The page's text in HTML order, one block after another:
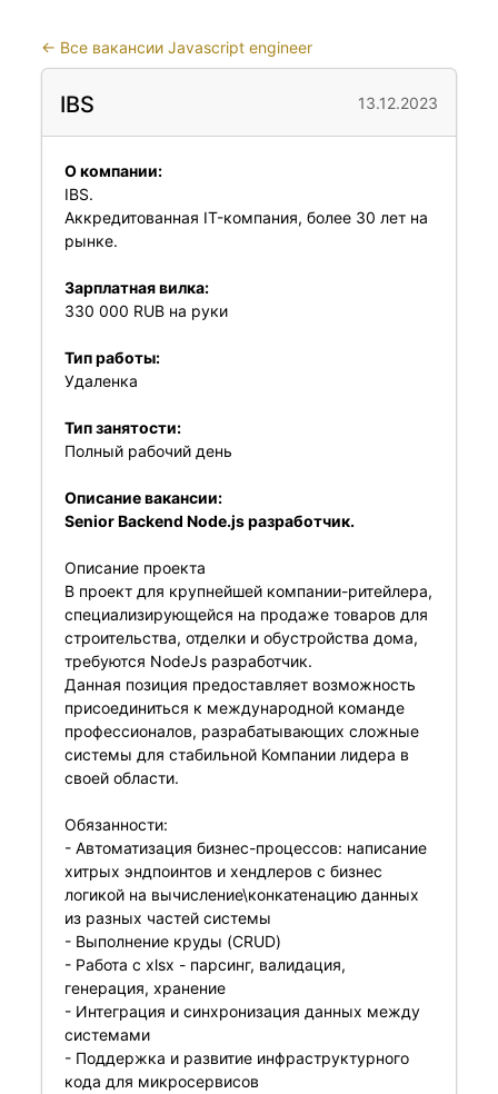
← Все вакансии Javascript engineer
IBS 13.12.2023
О компании:
IBS.
Аккредитованная IT-компания, более 30 лет на
рынке.
Зарплатная вилка:
330 000 RUB на руки
Тип работы:
Удаленка
Тип занятости:
Полный рабочий день
Описание вакансии:
Senior Backend Node.js разработчик.
Описание проекта
В проект для крупнейшей компании-ритейлера,
специализирующейся на продаже товаров для
строительства, отделки и обустройства дома,
требуются NodeJs разработчик.
Данная позиция предоставляет возможность
присоединиться к международной команде
профессионалов, разрабатывающих сложные
системы для стабильной Компании лидера в
своей области.
Обязанности:
- Автоматизация бизнес-процессов: написание
хитрых эндпоинтов и хендлеров с бизнес
логикой на вычисление\конкатенацию данных
из разных частей системы
- Выполнение круды (CRUD)
- Работа с xlsx - парсинг, валидация,
генерация, хранение
- Интеграция и синхронизация данных между
системами
- Поддержка и развитие инфраструктурного
кода для микросервисов